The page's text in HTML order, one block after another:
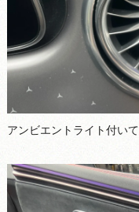
アンビエントライト付い